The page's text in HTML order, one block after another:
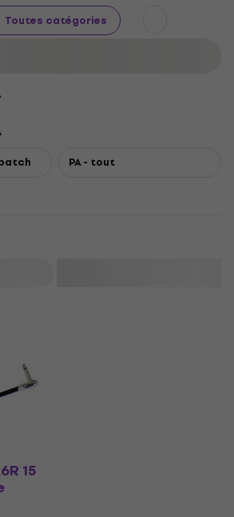
Toutes catégories
PA - tout
15